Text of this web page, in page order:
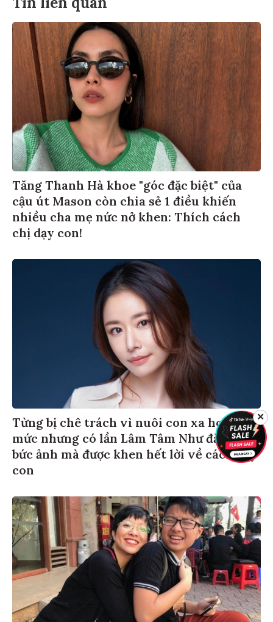
Tin liên quan
Tăng Thanh Hà khoe "góc đặc biệt" của
cậu út Mason còn chia sẻ 1 điều khiến
nhiều cha mẹ nức nở khen: Thích cách
chị dạy con!
Từng bị chê trách vì nuôi con xa hoa quá
mức nhưng có lần Lâm Tâm Như đăng 1
bức ảnh mà được khen hết lời về cách dạy
con
✕